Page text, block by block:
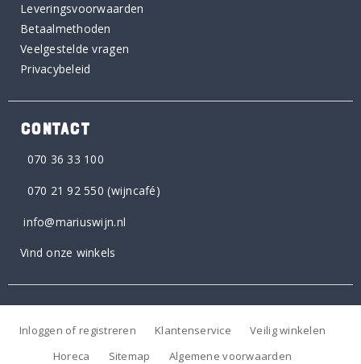
Leveringsvoorwaarden
Betaalmethoden
Veelgestelde vragen
Privacybeleid
CONTACT
070 36 33 100
070 21 92 550 (wijncafé)
info@mariuswijn.nl
Vind onze winkels
Inloggen of registreren Klantenservice
Veilig winkelen
Horeca
Sitemap
Algemene voorwaarden